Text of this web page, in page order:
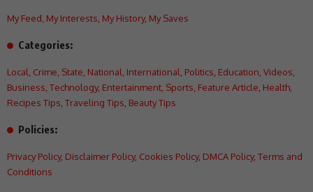
My Feed, My Interests, My History, My Saves
Categories:
Local, Crime, State, National, International, Politics, Education, Videos,
Business, Technology, Entertainment, Sports, Feature Article, Health,
Recipes Tips, Traveling Tips, Beauty Tips
Policies:
Privacy Policy, Disclaimer Policy, Cookies Policy, DMCA Policy, Terms and
Conditions